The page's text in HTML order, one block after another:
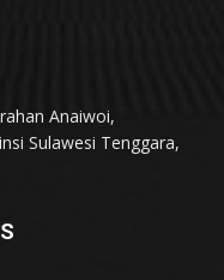
Anaiwoi,
Sulawesi Tenggara,